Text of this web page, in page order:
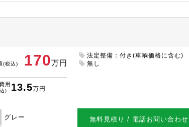
(税込) 170万円
用
) 13.5万円
法定整備：付き(車輌価格に含む)
無し
グレー 無料見積り / 電話お問い合わせ